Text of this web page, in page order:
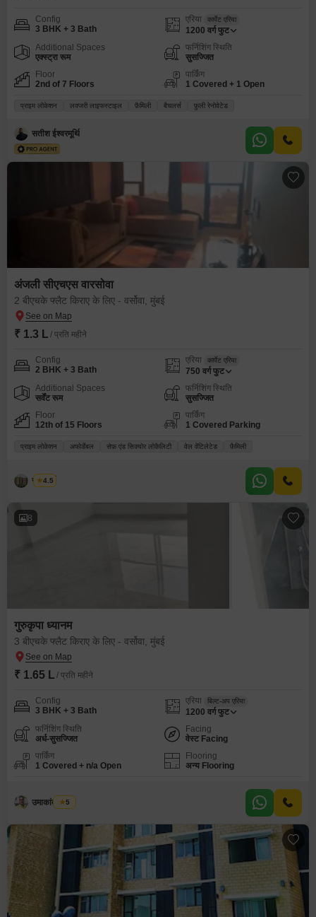
Config
3 BHK + 3 Bath
एरिया कार्पेट एरिया
1200 वर्ग फुट
Additional Spaces
एक्स्ट्रा रूम
फर्निशिंग स्थिति
सुसज्जित
Floor
2nd of 7 Floors
पार्किंग
1 Covered + 1 Open
प्राइम लोकेशन लक्जरी लाइफस्टाइल फ़ैमिली बैचलर्स फ़ुली रेनोवेटेड
सतीश ईश्वरमूर्थि
अंजली सीएचएस वारसोवा
2 बीएचके फ्लैट किराए के लिए - वर्सोवा, मुंबई
₹ 1.3 L / प्रति महीने
Config
2 BHK + 3 Bath
एरिया कार्पेट एरिया
750 वर्ग फुट
Additional Spaces
सर्वेंट रूम
फर्निशिंग स्थिति
सुसज्जित
Floor
12th of 15 Floors
पार्किंग
1 Covered Parking
प्राइम लोकेशन अफोर्डेबल सेफ़ एंड सिक्योर लोकैलिटी वेल वेंटिलेटेड फ़ैमिली
राज मौर्य
4.5
8
गुरुकृपा ध्यानम
3 बीएचके फ्लैट किराए के लिए - वर्सोवा, मुंबई
₹ 1.65 L / प्रति महीने
Config
3 BHK + 3 Bath
एरिया बिल्ट-अप एरिया
1200 वर्ग फुट
फर्निशिंग स्थिति
अर्ध-सुसज्जित
Facing
वेस्ट Facing
पार्किंग
1 Covered + n/a Open
Flooring
अन्य Flooring
उमाकांत मिश्रा
5